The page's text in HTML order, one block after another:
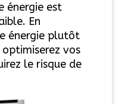
énergie est
En
énergie plutôt
vos
le risque de